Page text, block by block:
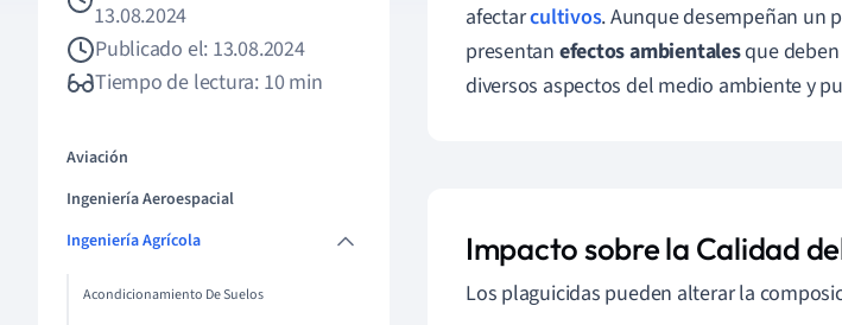
13.08.2024
Publicado el: 13.08.2024
Tiempo de lectura: 10 min
Aviación
Ingeniería Aeroespacial
Ingeniería Agrícola
Acondicionamiento De Suelos
afectarcultivos. Aunque desempeñan un
presentan efectos ambientalesque deben
diversos aspectos del medio ambiente y
Impacto sobre la Calidad
Los plaguicidas pueden alterar la